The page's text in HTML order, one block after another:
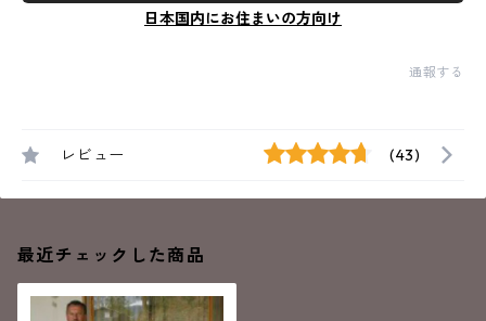
日本国内にお住まいの方向け
通報する
レビュー (43)
最近チェックした商品